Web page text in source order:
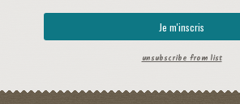
unsubscribe from list